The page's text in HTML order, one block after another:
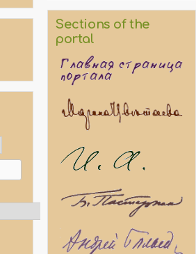
Sections of the
portal